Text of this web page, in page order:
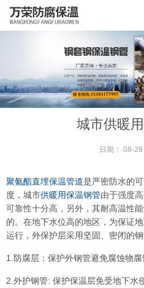
城市供暖
日期： 08-28
聚氨酯直埋保温管道是严密防水的
度，城市供暖用保温钢管由于强度
可靠性十分高，另外，其耐高温性
的。在地下水位高的地区，为保证
运行，外保护层采用坚固、密闭的
1.防腐层：保护外钢管避免腐蚀物腐
2.外护钢管: 保护保温层免受地下水